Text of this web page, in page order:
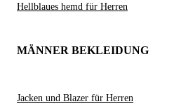
Hellblaues hemd für Herren
MÄNNER BEKLEIDUNG
Jacken und Blazer für Herren